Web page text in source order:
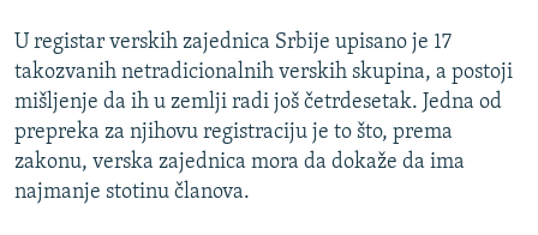
U registar verskih zajednica Srbije upisano je 17
takozvanih netradicionalnih verskih skupina, a postoji
mišljenje da ih u zemlji radi još četrdesetak. Jedna od
prepreka za njihovu registraciju je to što, prema
zakonu, verska zajednica mora da dokaže da ima
najmanje stotinu članova.